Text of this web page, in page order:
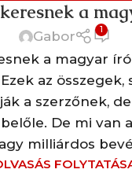
a
Gabor 1
a magyar
az összegek,
a szerzőnek,
De mi van
milliárdos